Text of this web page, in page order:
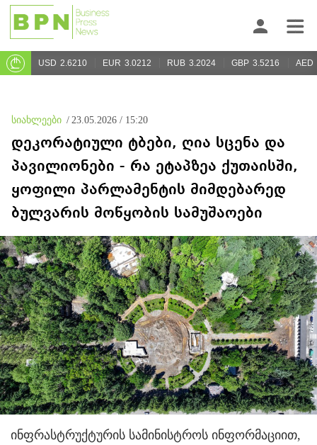
USD 2.6210 EUR 3.0212 RUB 3.2024 GBP 3.5216 AED
სიახლეები / 23.05.2026 / 15:20
დეკორატიული ტბები, ღია სცენა და
პავილიონები - რა ეტაპზეა ქუთაისში,
ყოფილი პარლამენტის მიმდებარედ
ბულვარის მოწყობის სამუშაოები
ინფრასტრუქტურის სამინისტროს ინფორმაციით,